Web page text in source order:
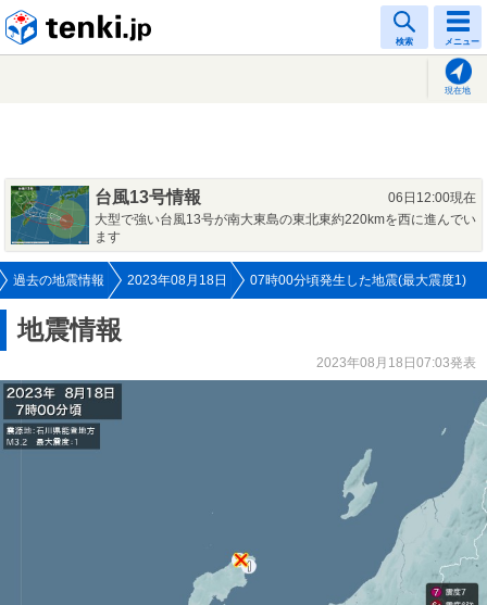
検索 メニュー
現在地
台風13号情報
06日12:00現在
大型で強い台風13号が南大東島の東北東約220kmを西に進んでい
ます
過去の地震情報 2023年08月18日 07時00分頃発生した地震(最大震度1)
地震情報
2023年08月18日07:03発表